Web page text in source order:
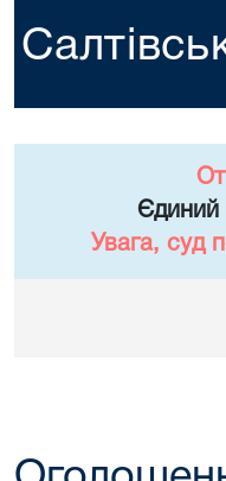
Єдиний
Увага, суд